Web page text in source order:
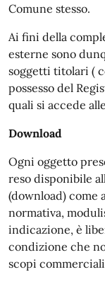
Comune stesso.
Ai fini della
esterne sono
soggetti titolari (
possesso del
quali si accede
Download
Ogni oggetto
reso disponibile
(download) come
normativa,
indicazione, è
condizione che
scopi